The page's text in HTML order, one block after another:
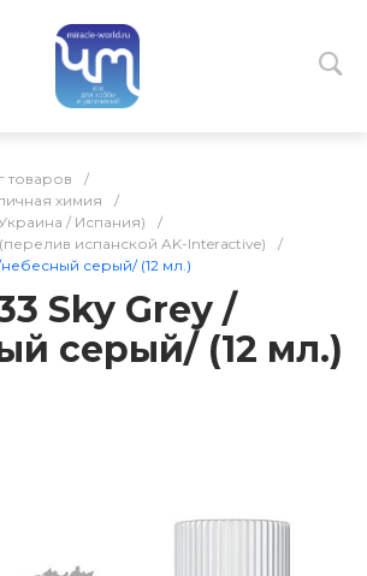
товаров
/
химия
/
/ Испания)
/
испанской AK-Interactive)
/
небесный серый/ (12 мл.)
Sky Grey /
серый/ (12 мл.)